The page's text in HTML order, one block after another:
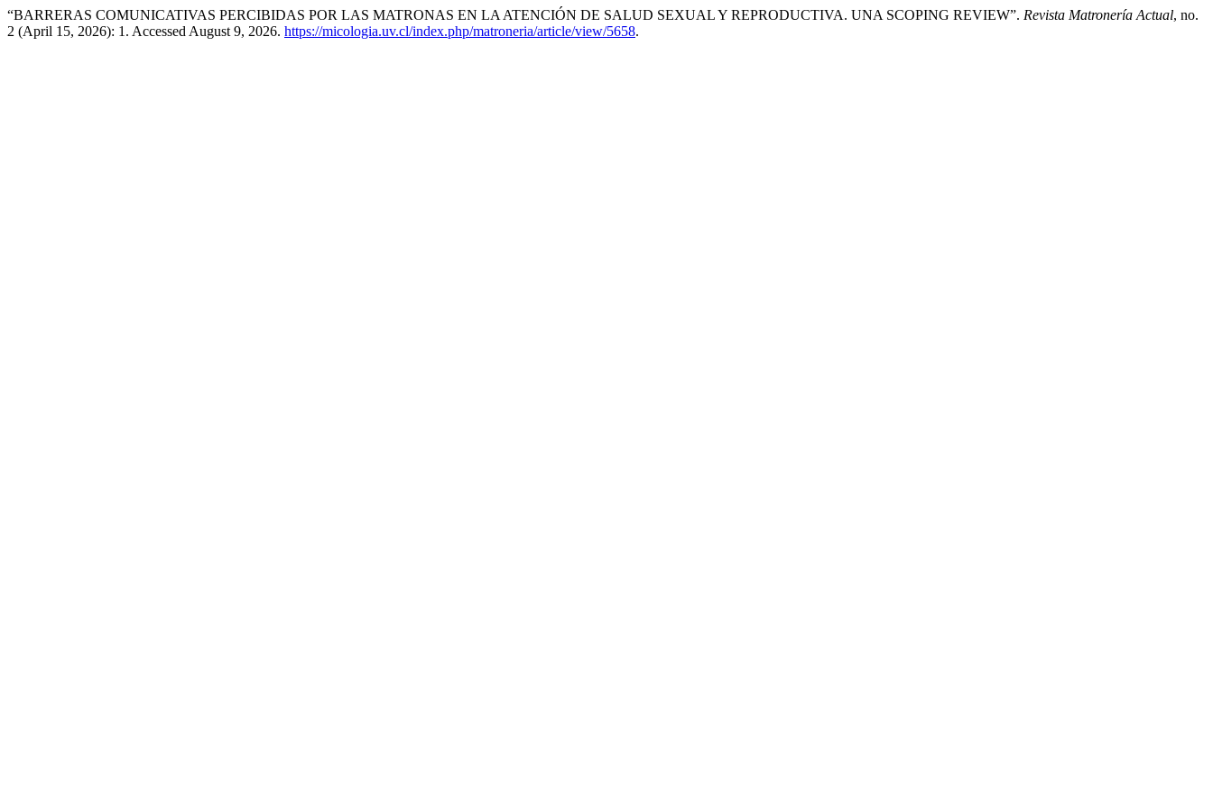
“BARRERAS COMUNICATIVAS PERCIBIDAS POR LAS MATRONAS EN LA ATENCIÓN DE SALUD SEXUAL Y REPRODUCTIVA. UNA SCOPING REVIEW”. Revista Matronería Actual, no.
2 (April 15, 2026): 1. Accessed August 9, 2026. https://micologia.uv.cl/index.php/matroneria/article/view/5658.